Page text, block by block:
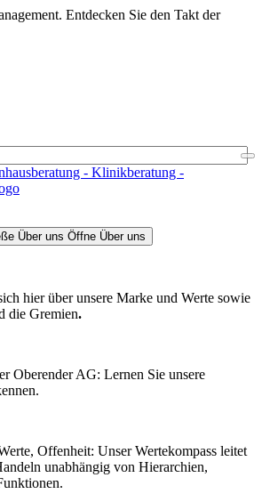
Entdecken Sie den Takt der
Über uns Öffne Über uns
hier über unsere Marke und Werte sowie
die Gremien.
Oberender AG: Lernen Sie unsere
Offenheit: Unser Wertekompass leitet
unabhängig von Hierarchien,